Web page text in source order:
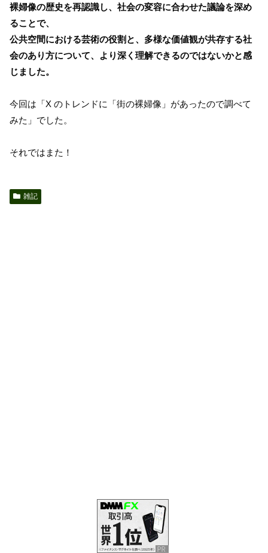
裸婦像の歴史を再認識し、社会の変容に合わせた議論を深め
ることで、
公共空間における芸術の役割と、多様な価値観が共存する社
会のあり方について、より深く理解できるのではないかと感
じました。
今回は「X のトレンドに「街の裸婦像」があったので調べて
みた」でした。
それではまた！
雑記